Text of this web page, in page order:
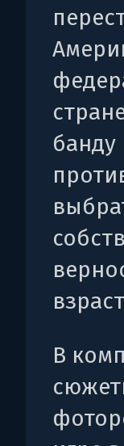
В